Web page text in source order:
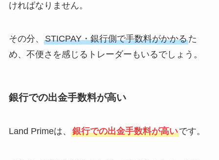
ければなりません。
その分、 STICPAY・銀行側で手数料がかかるた
め、不便さを感じるトレーダーもいるでしょう。
銀行での出金手数料が高い
Land Primeは、 銀行での出金手数料が高いです。